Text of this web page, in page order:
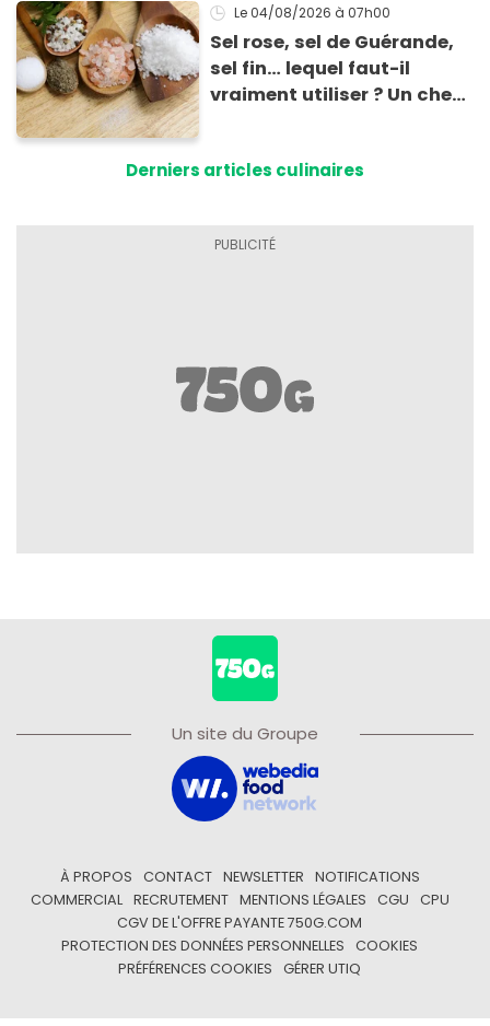
Le 04/08/2026 à 07h00
Sel rose, sel de Guérande,
sel fin… lequel faut-il
vraiment utiliser ? Un chef
Derniers articles culinaires
Un site du Groupe
À PROPOS CONTACT NEWSLETTER
NOTIFICATIONS
COMMERCIAL
RECRUTEMENT MENTIONS LÉGALES CGU
CPU
CGV DE L'OFFRE PAYANTE 750G.COM
PROTECTION DES DONNÉES PERSONNELLES
COOKIES
PRÉFÉRENCES COOKIES
GÉRER UTIQ